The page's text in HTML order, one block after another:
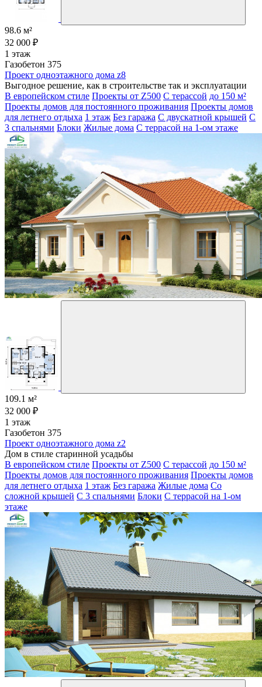
98.6 м²
32 000 ₽
1 этаж
Газобетон 375
Проект одноэтажного дома z8
Выгодное решение, как в строительстве так и эксплуатации
В европейском стиле Проекты от Z500 С терассой до 150 м²
Проекты домов для постоянного проживания Проекты домов
для летнего отдыха 1 этаж Без гаража С двускатной крышей С
3 спальнями Блоки Жилые дома С террасой на 1-ом этаже
109.1 м²
32 000 ₽
1 этаж
Газобетон 375
Проект одноэтажного дома z2
Дом в стиле старинной усадьбы
В европейском стиле Проекты от Z500 С терассой до 150 м²
Проекты домов для постоянного проживания Проекты домов
для летнего отдыха 1 этаж Без гаража Жилые дома Со
сложной крышей С 3 спальнями Блоки С террасой на 1-ом
этаже